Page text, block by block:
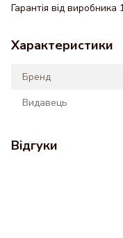
Гарантія від виробника
Характеристики
Бренд
Видавець
Відгуки